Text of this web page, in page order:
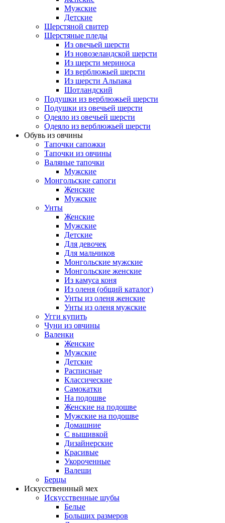
Мужские
Детские
Шерстяной свитер
Шерстяные пледы
Из овечьей шерсти
Из новозеландской шерсти
Из шерсти мериноса
Из верблюжьей шерсти
Из шерсти Альпака
Шотландский
Подушки из верблюжьей шерсти
Подушки из овечьей шерсти
Одеяло из овечьей шерсти
Одеяло из верблюжьей шерсти
Обувь из овчины
Тапочки сапожки
Тапочки из овчины
Валяные тапочки
Мужские
Монгольские сапоги
Женские
Мужские
Унты
Женские
Мужские
Детские
Для девочек
Для мальчиков
Монгольские мужские
Монгольские женские
Из камуса коня
Из оленя (общий каталог)
Унты из оленя женские
Унты из оленя мужские
Угги купить
Чуни из овчины
Валенки
Женские
Мужские
Детские
Расписные
Классические
Самокатки
На подошве
Женские на подошве
Мужские на подошве
Домашние
С вышивкой
Дизайнерские
Красивые
Укороченные
Валеши
Берцы
Искусственнный мех
Искусственные шубы
Белые
Больших размеров